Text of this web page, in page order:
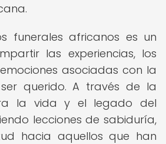
funerales africanos es un
las experiencias, los
asociadas con la
querido. A través de la
la vida y el legado del
lecciones de sabiduría,
hacia aquellos que han